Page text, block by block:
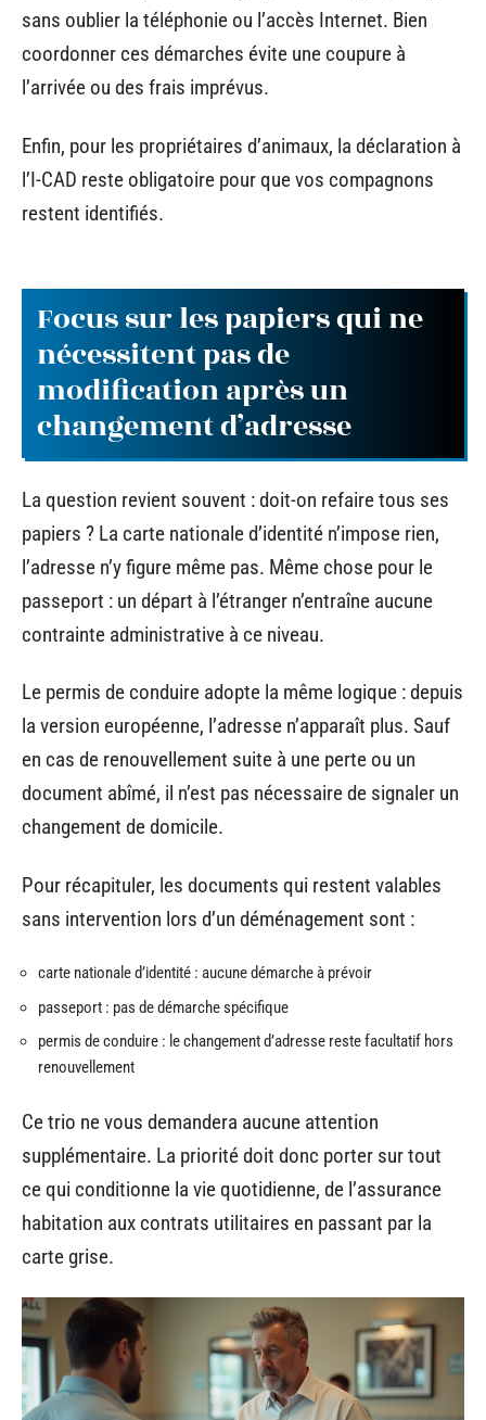
sans oublier la téléphonie ou l’accès Internet. Bien
coordonner ces démarches évite une coupure à
l’arrivée ou des frais imprévus.
Enfin, pour les propriétaires d’animaux, la déclaration à
l’I-CAD reste obligatoire pour que vos compagnons
restent identifiés.
Focus sur les papiers qui ne
nécessitent pas de
modification après un
changement d’adresse
La question revient souvent : doit-on refaire tous ses
papiers ? La carte nationale d’identité n’impose rien,
l’adresse n’y figure même pas. Même chose pour le
passeport : un départ à l’étranger n’entraîne aucune
contrainte administrative à ce niveau.
Le permis de conduire adopte la même logique : depuis
la version européenne, l’adresse n’apparaît plus. Sauf
en cas de renouvellement suite à une perte ou un
document abîmé, il n’est pas nécessaire de signaler un
changement de domicile.
Pour récapituler, les documents qui restent valables
sans intervention lors d’un déménagement sont :
carte nationale d’identité : aucune démarche à prévoir
passeport : pas de démarche spécifique
permis de conduire : le changement d’adresse reste facultatif hors
renouvellement
Ce trio ne vous demandera aucune attention
supplémentaire. La priorité doit donc porter sur tout
ce qui conditionne la vie quotidienne, de l’assurance
habitation aux contrats utilitaires en passant par la
carte grise.